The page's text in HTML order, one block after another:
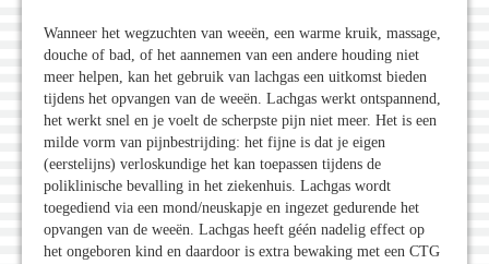
Wanneer het wegzuchten van weeën, een warme kruik, massage,
douche of bad, of het aannemen van een andere houding niet
meer helpen, kan het gebruik van lachgas een uitkomst bieden
tijdens het opvangen van de weeën. Lachgas werkt ontspannend,
het werkt snel en je voelt de scherpste pijn niet meer. Het is een
milde vorm van pijnbestrijding: het fijne is dat je eigen
(eerstelijns) verloskundige het kan toepassen tijdens de
poliklinische bevalling in het ziekenhuis. Lachgas wordt
toegediend via een mond/neuskapje en ingezet gedurende het
opvangen van de weeën. Lachgas heeft géén nadelig effect op
het ongeboren kind en daardoor is extra bewaking met een CTG